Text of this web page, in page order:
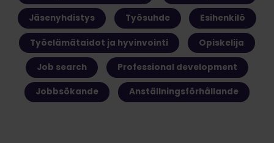
Jäsenyhdistys Työsuhde Esihenkilö
Työelämätaidot ja hyvinvointi Opiskelija
Job search Professional development
Jobbsökande Anställningsförhållande